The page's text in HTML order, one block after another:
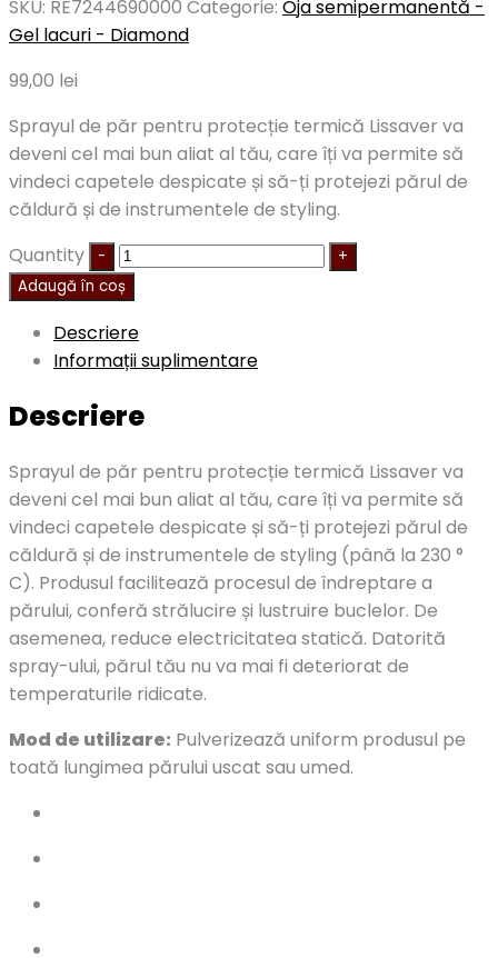
SKU: RE7244690000 Categorie: Oja semipermanentă -
Gel lacuri - Diamond
99,00 lei
Sprayul de păr pentru protecție termică Lissaver va
deveni cel mai bun aliat al tău, care îți va permite să
vindeci capetele despicate și să-ți protejezi părul de
căldură și de instrumentele de styling.
Quantity
Adaugă în coș
Descriere
Informații suplimentare
Descriere
Sprayul de păr pentru protecție termică Lissaver va
deveni cel mai bun aliat al tău, care îți va permite să
vindeci capetele despicate și să-ți protejezi părul de
căldură și de instrumentele de styling (până la 230 °
C). Produsul facilitează procesul de îndreptare a
părului, conferă strălucire și lustruire buclelor. De
asemenea, reduce electricitatea statică. Datorită
spray-ului, părul tău nu va mai fi deteriorat de
temperaturile ridicate.
Mod de utilizare: Pulverizează uniform produsul pe
toată lungimea părului uscat sau umed.